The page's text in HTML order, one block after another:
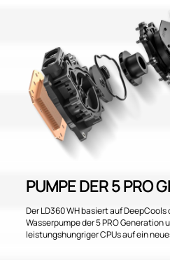
PUMPE DER 5 PRO
Der LD360 WH basiert auf
Wasserpumpe der 5 PRO Generation
leistungshungriger CPUs auf ein